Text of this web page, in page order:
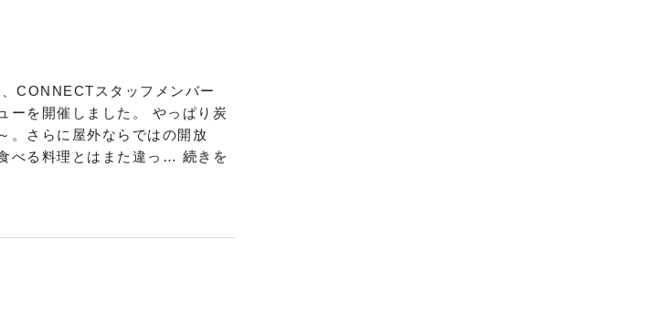
CONNECTスタッフメンバー
ーを開催しました。 やっぱり炭
。さらに屋外ならではの開放
べる料理とはまた違っ… 続きを